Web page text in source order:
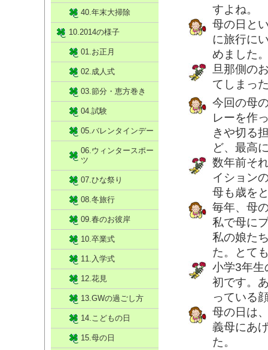
すよね。
母の日と
に旅行に
めました
旦那側の
てしまっ
今回の母
レーを作
きや切る
ど、最高
数年前そ
イション
母も歳を
毎年、母
私で母に
私の娘た
た。とて
小学3年生
初です。
っている
母の日は
義母にあ
た。
40.年末大掃除
10.2014の様子
01.お正月
02.成人式
03.節分・恵方巻き
04.試験
05.バレンタインデー
06.ウィンタースポー
ツ
07.ひな祭り
08.冬旅行
09.春のお彼岸
10.卒業式
11.入学式
12.花見
13.GWの過ごし方
14.こどもの日
15.母の日